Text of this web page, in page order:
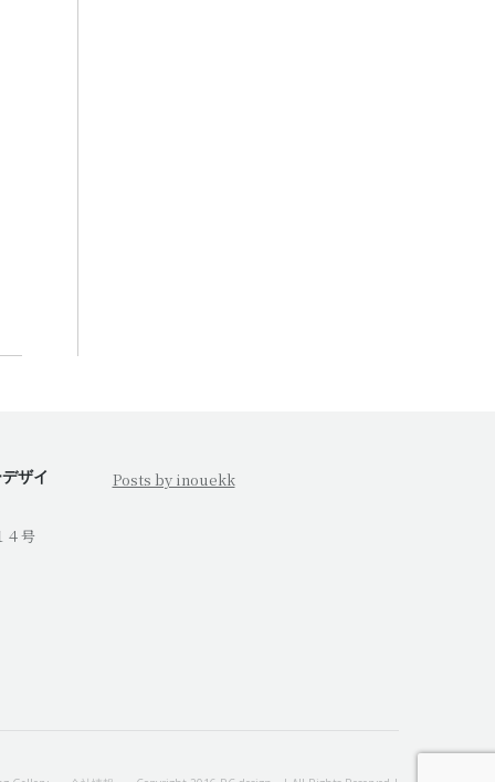
ザイ
４号
Posts by inouekk